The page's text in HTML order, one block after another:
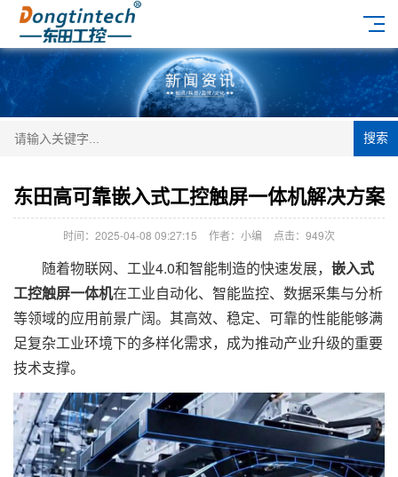
搜索
东田高可靠嵌入式工控触屏一体机解决方案
时间：2025-04-08 09:27:15 作者：小编 点击： 949次
随着物联网、工业4.0和智能制造的快速发展， 嵌入式
工控触屏一体机在工业自动化、智能监控、数据采集与分析
等领域的应用前景广阔。其高效、稳定、可靠的性能能够满
足复杂工业环境下的多样化需求，成为推动产业升级的重要
技术支撑。